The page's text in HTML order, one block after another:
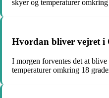
skyer og temperaturer omkring
Hvordan bliver vejret i
I morgen forventes det at
temperaturer omkring 18